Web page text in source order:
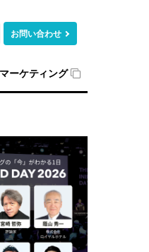
お問い合わせ
ーケティング